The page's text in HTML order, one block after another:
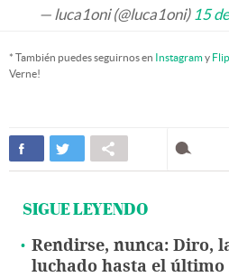
— luca1oni (@luca1oni) 15
* También puedes seguirnos en Instagramy
Verne!
SIGUE LEYENDO
Rendirse, nunca: Diro,
luchado hasta el